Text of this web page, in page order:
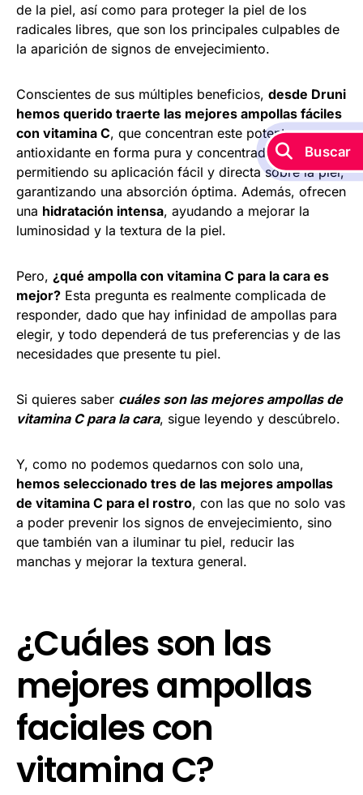
de la piel, así como para proteger la piel de los
radicales libres, que son los principales culpables de
la aparición de signos de envejecimiento.
Conscientes de sus múltiples beneficios, desde Druni
hemos querido traerte las mejores ampollas fáciles
con vitamina C, que concentran este potente
antioxidante en forma pura y concentrada,
permitiendo su aplicación fácil y directa sobre la piel,
garantizando una absorción óptima. Además, ofrecen
una hidratación intensa, ayudando a mejorar la
luminosidad y la textura de la piel.
Pero, ¿qué ampolla con vitamina C para la cara es
mejor? Esta pregunta es realmente complicada de
responder, dado que hay infinidad de ampollas para
elegir, y todo dependerá de tus preferencias y de las
necesidades que presente tu piel.
Si quieres saber cuáles son las mejores ampollas de
vitamina C para la cara, sigue leyendo y descúbrelo.
Y, como no podemos quedarnos con solo una,
hemos seleccionado tres de las mejores ampollas
de vitamina C para el rostro, con las que no solo vas
a poder prevenir los signos de envejecimiento, sino
que también van a iluminar tu piel, reducir las
manchas y mejorar la textura general.
¿Cuáles son las
mejores ampollas
faciales con
vitamina C?
Buscar